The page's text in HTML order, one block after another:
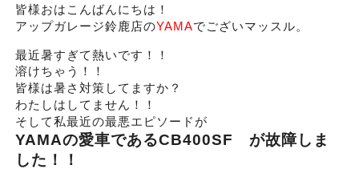
皆様おはこんばんにちは！
アップガレージ鈴鹿店のYAMAでございマッスル。
最近暑すぎて熱いです！！
溶けちゃう！！
皆様は暑さ対策してますか？
わたしはしてません！！
そして私最近の最悪エピソードが
YAMAの愛車であるCB400SF が故障しま
した！！